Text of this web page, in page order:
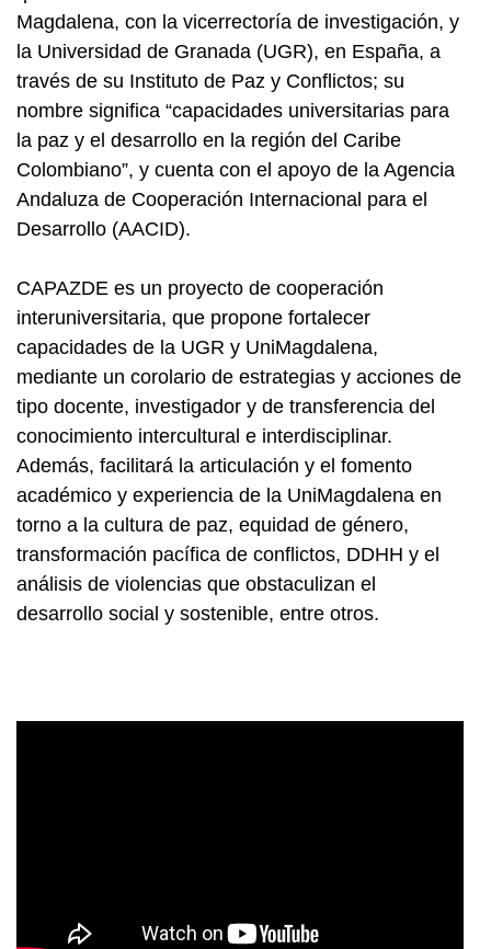
Magdalena, con la vicerrectoría de investigación, y
la Universidad de Granada (UGR), en España, a
través de su Instituto de Paz y Conflictos; su
nombre significa “capacidades universitarias para
la paz y el desarrollo en la región del Caribe
Colombiano”, y cuenta con el apoyo de la Agencia
Andaluza de Cooperación Internacional para el
Desarrollo (AACID).
CAPAZDE es un proyecto de cooperación
interuniversitaria, que propone fortalecer
capacidades de la UGR y UniMagdalena,
mediante un corolario de estrategias y acciones de
tipo docente, investigador y de transferencia del
conocimiento intercultural e interdisciplinar.
Además, facilitará la articulación y el fomento
académico y experiencia de la UniMagdalena en
torno a la cultura de paz, equidad de género,
transformación pacífica de conflictos, DDHH y el
análisis de violencias que obstaculizan el
desarrollo social y sostenible, entre otros.